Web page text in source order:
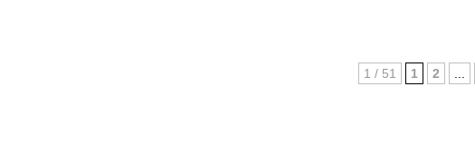
1 / 51 1 2